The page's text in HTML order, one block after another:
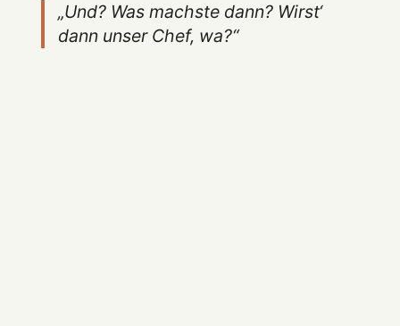
„Und? Was machste dann? Wirst‘
dann unser Chef, wa?“